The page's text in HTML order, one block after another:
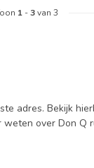
1 -3van 3
adres. Bekijk
over Don Q